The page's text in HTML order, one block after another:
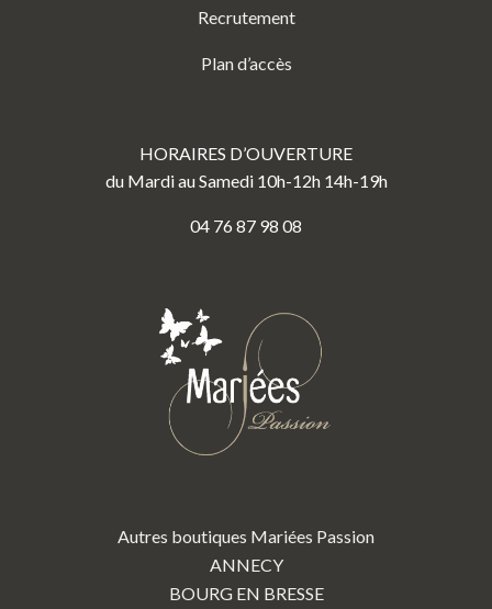
Recrutement
Plan d’accès
HORAIRES D’OUVERTURE
du Mardi au Samedi 10h-12h 14h-19h
04 76 87 98 08
Autres boutiques Mariées Passion
ANNECY
BOURG EN BRESSE